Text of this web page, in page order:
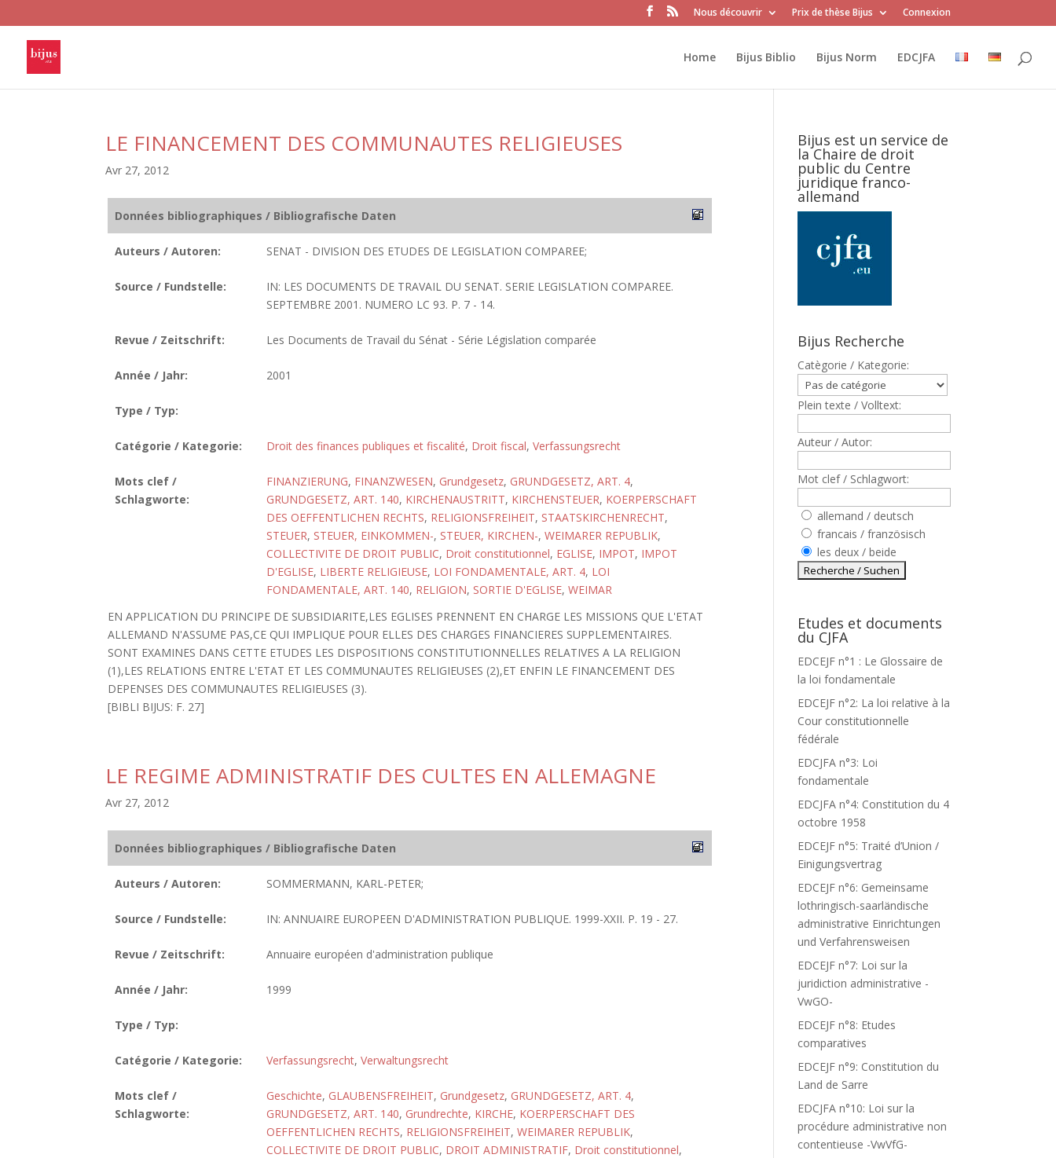
Nous découvrir Prix de thèse Bijus Connexion
Home Bijus Biblio Bijus Norm EDCJFA
LE FINANCEMENT DES COMMUNAUTES RELIGIEUSES
Avr 27, 2012
Données bibliographiques / Bibliografische Daten
Auteurs / Autoren: SENAT - DIVISION DES ETUDES DE LEGISLATION COMPAREE;
Source / Fundstelle:
IN: LES DOCUMENTS DE TRAVAIL DU SENAT. SERIE LEGISLATION COMPAREE.
SEPTEMBRE 2001. NUMERO LC 93. P. 7 - 14.
Revue / Zeitschrift: Les Documents de Travail du Sénat - Série Législation comparée
Année / Jahr: 2001
Type / Typ:
Catégorie / Kategorie: Droit des finances publiques et fiscalité, Droit fiscal, Verfassungsrecht
Mots clef /
Schlagworte:
FINANZIERUNG, FINANZWESEN, Grundgesetz, GRUNDGESETZ, ART. 4,
GRUNDGESETZ, ART. 140, KIRCHENAUSTRITT, KIRCHENSTEUER, KOERPERSCHAFT
DES OEFFENTLICHEN RECHTS, RELIGIONSFREIHEIT, STAATSKIRCHENRECHT,
STEUER, STEUER, EINKOMMEN-, STEUER, KIRCHEN-, WEIMARER REPUBLIK,
COLLECTIVITE DE DROIT PUBLIC, Droit constitutionnel, EGLISE, IMPOT, IMPOT
D'EGLISE, LIBERTE RELIGIEUSE, LOI FONDAMENTALE, ART. 4, LOI
FONDAMENTALE, ART. 140, RELIGION, SORTIE D'EGLISE, WEIMAR
EN APPLICATION DU PRINCIPE DE SUBSIDIARITE,LES EGLISES PRENNENT EN CHARGE LES MISSIONS QUE L'ETAT
ALLEMAND N'ASSUME PAS,CE QUI IMPLIQUE POUR ELLES DES CHARGES FINANCIERES SUPPLEMENTAIRES.
SONT EXAMINES DANS CETTE ETUDES LES DISPOSITIONS CONSTITUTIONNELLES RELATIVES A LA RELIGION
(1),LES RELATIONS ENTRE L'ETAT ET LES COMMUNAUTES RELIGIEUSES (2),ET ENFIN LE FINANCEMENT DES
DEPENSES DES COMMUNAUTES RELIGIEUSES (3).
[BIBLI BIJUS: F. 27]
LE REGIME ADMINISTRATIF DES CULTES EN ALLEMAGNE
Avr 27, 2012
Données bibliographiques / Bibliografische Daten
Auteurs / Autoren: SOMMERMANN, KARL-PETER;
Source / Fundstelle: IN: ANNUAIRE EUROPEEN D'ADMINISTRATION PUBLIQUE. 1999-XXII. P. 19 - 27.
Revue / Zeitschrift: Annuaire européen d'administration publique
Année / Jahr: 1999
Type / Typ:
Catégorie / Kategorie: Verfassungsrecht, Verwaltungsrecht
Mots clef /
Schlagworte:
Geschichte, GLAUBENSFREIHEIT, Grundgesetz, GRUNDGESETZ, ART. 4,
GRUNDGESETZ, ART. 140, Grundrechte, KIRCHE, KOERPERSCHAFT DES
OEFFENTLICHEN RECHTS, RELIGIONSFREIHEIT, WEIMARER REPUBLIK,
COLLECTIVITE DE DROIT PUBLIC, DROIT ADMINISTRATIF, Droit constitutionnel,
Bijus est un service de
la Chaire de droit
public du Centre
juridique franco-
allemand
Bijus Recherche
Catègorie / Kategorie:
Plein texte / Volltext:
Auteur / Autor:
Mot clef / Schlagwort:
allemand / deutsch
francais / französisch
les deux / beide
Etudes et documents
du CJFA
EDCEJF n°1 : Le Glossaire de
la loi fondamentale
EDCEJF n°2: La loi relative à la
Cour constitutionnelle
fédérale
EDCJFA n°3: Loi
fondamentale
EDCJFA n°4: Constitution du 4
octobre 1958
EDCEJF n°5: Traité d’Union /
Einigungsvertrag
EDCEJF n°6: Gemeinsame
lothringisch-saarländische
administrative Einrichtungen
und Verfahrensweisen
EDCEJF n°7: Loi sur la
juridiction administrative -
VwGO-
EDCEJF n°8: Etudes
comparatives
EDCEJF n°9: Constitution du
Land de Sarre
EDCJFA n°10: Loi sur la
procédure administrative non
contentieuse -VwVfG-